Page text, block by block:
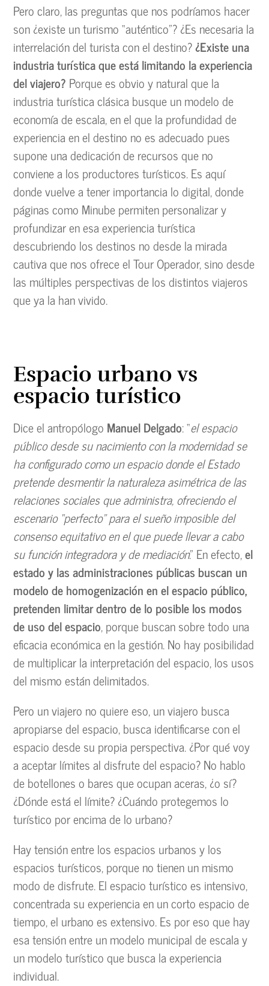
Pero claro, las preguntas que nos podríamos hacer
son ¿existe un turismo “auténtico”? ¿Es necesaria la
interrelación del turista con el destino?¿Existe una
industria turística que está limitando la experiencia
del viajero? Porque es obvio y natural que la
industria turística clásica busque un modelo de
economía de escala, en el que la profundidad de
experiencia en el destino no es adecuado pues
supone una dedicación de recursos que no
conviene a los productores turísticos. Es aquí
donde vuelve a tener importancia lo digital, donde
páginas como Minube permiten personalizar y
profundizar en esa experiencia turística
descubriendo los destinos no desde la mirada
cautiva que nos ofrece el Tour Operador, sino desde
las múltiples perspectivas de los distintos viajeros
que ya la han vivido.
Espacio urbano vs
espacio turístico
Dice el antropólogo Manuel Delgado: “el espacio
público desde su nacimiento con la modernidad se
ha configurado como un espacio donde el Estado
pretende desmentir la naturaleza asimétrica de las
relaciones sociales que administra, ofreciendo el
escenario “perfecto” para el sueño imposible del
consenso equitativo en el que puede llevar a cabo
su función integradora y de mediación.” En efecto,el
estado y las administraciones públicas buscan un
modelo de homogenización en el espacio público,
pretenden limitar dentro de lo posible los modos
de uso del espacio, porque buscan sobre todo una
eficacia económica en la gestión. No hay posibilidad
de multiplicar la interpretación del espacio, los usos
del mismo están delimitados.
Pero un viajero no quiere eso, un viajero busca
apropiarse del espacio, busca identificarse con el
espacio desde su propia perspectiva. ¿Por qué voy
a aceptar límites al disfrute del espacio? No hablo
de botellones o bares que ocupan aceras, ¿o sí?
¿Dónde está el límite? ¿Cuándo protegemos lo
turístico por encima de lo urbano?
Hay tensión entre los espacios urbanos y los
espacios turísticos, porque no tienen un mismo
modo de disfrute. El espacio turístico es intensivo,
concentrada su experiencia en un corto espacio de
tiempo, el urbano es extensivo. Es por eso que hay
esa tensión entre un modelo municipal de escala y
un modelo turístico que busca la experiencia
individual.